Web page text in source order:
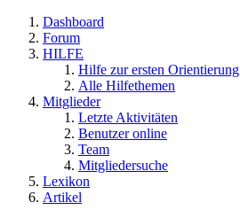
Dashboard
Forum
HILFE
Hilfe zur ersten Orientierung
Alle Hilfethemen
Mitglieder
Letzte Aktivitäten
Benutzer online
Team
Mitgliedersuche
Lexikon
Artikel